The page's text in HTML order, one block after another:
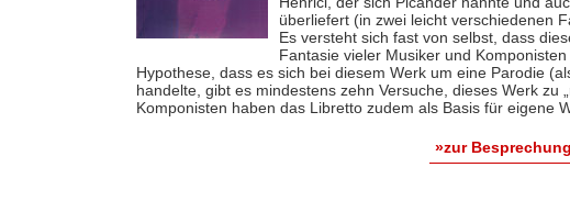
überliefert (in zwei leicht verschiedenen
Es versteht sich fast von selbst, dass
Fantasie vieler Musiker und
Hypothese, dass es sich bei diesem Werk um eine Parodie
handelte, gibt es mindestens zehn Versuche, dieses Werk zu
Komponisten haben das Libretto zudem als Basis für eigene
»zur